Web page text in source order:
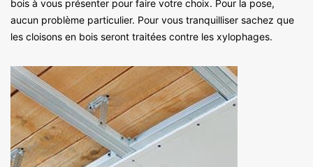
bois à vous présenter pour faire votre choix. Pour la pose,
aucun problème particulier. Pour vous tranquilliser sachez que
les cloisons en bois seront traitées contre les xylophages.